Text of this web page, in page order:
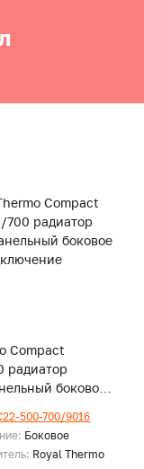
Compact
радиатор
боковое
500-700/9016
Боковое
Royal Thermo